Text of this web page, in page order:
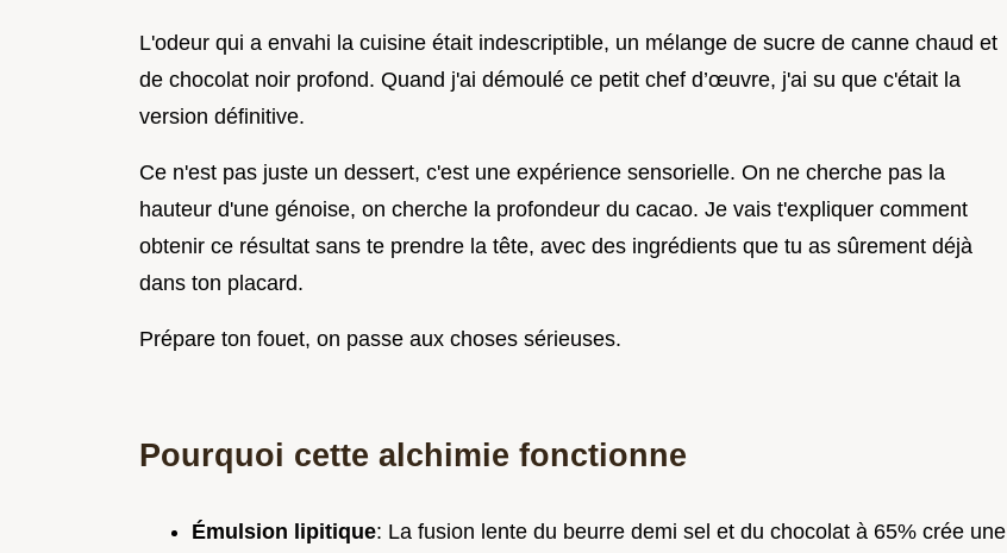
L'odeur qui a envahi la cuisine était indescriptible, un mélange de sucre de canne chaud et
de chocolat noir profond. Quand j'ai démoulé ce petit chef d’œuvre, j'ai su que c'était la
version définitive.
Ce n'est pas juste un dessert, c'est une expérience sensorielle. On ne cherche pas la
hauteur d'une génoise, on cherche la profondeur du cacao. Je vais t'expliquer comment
obtenir ce résultat sans te prendre la tête, avec des ingrédients que tu as sûrement déjà
dans ton placard.
Prépare ton fouet, on passe aux choses sérieuses.
Pourquoi cette alchimie fonctionne
Émulsion lipitique: La fusion lente du beurre demi sel et du chocolat à 65% crée une